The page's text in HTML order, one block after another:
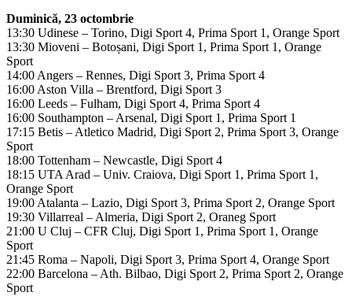
Duminică, 23 octombrie
13:30 Udinese – Torino, Digi Sport 4, Prima Sport 1, Orange Sport
13:30 Mioveni – Botoșani, Digi Sport 1, Prima Sport 1, Orange
Sport
14:00 Angers – Rennes, Digi Sport 3, Prima Sport 4
16:00 Aston Villa – Brentford, Digi Sport 3
16:00 Leeds – Fulham, Digi Sport 4, Prima Sport 4
16:00 Southampton – Arsenal, Digi Sport 1, Prima Sport 1
17:15 Betis – Atletico Madrid, Digi Sport 2, Prima Sport 3, Orange
Sport
18:00 Tottenham – Newcastle, Digi Sport 4
18:15 UTA Arad – Univ. Craiova, Digi Sport 1, Prima Sport 1,
Orange Sport
19:00 Atalanta – Lazio, Digi Sport 3, Prima Sport 2, Orange Sport
19:30 Villarreal – Almeria, Digi Sport 2, Oraneg Sport
21:00 U Cluj – CFR Cluj, Digi Sport 1, Prima Sport 1, Orange
Sport
21:45 Roma – Napoli, Digi Sport 3, Prima Sport 4, Orange Sport
22:00 Barcelona – Ath. Bilbao, Digi Sport 2, Prima Sport 2, Orange
Sport